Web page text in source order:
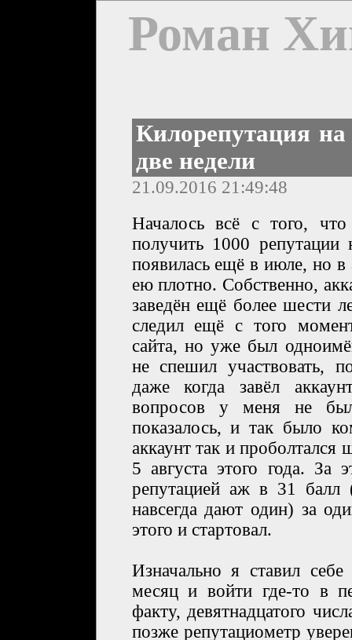
Роман
Килорепутация
две недели
21.09.2016 21:49:48
Началось всё с того,
получить 1000
появилась ещё в июле, но в
ею плотно. Собственно,
заведён ещё более шести
следил ещё с того
сайта, но уже был
не спешил участвовать,
даже когда завёл
вопросов у меня не
показалось, и так было
аккаунт так и
5 августа этого года. За
репутацией аж в 31 балл
навсегда дают один) за
этого и стартовал.
Изначально я ставил
месяц и войти где-то в
факту, девятнадцатого
позже репутациометр